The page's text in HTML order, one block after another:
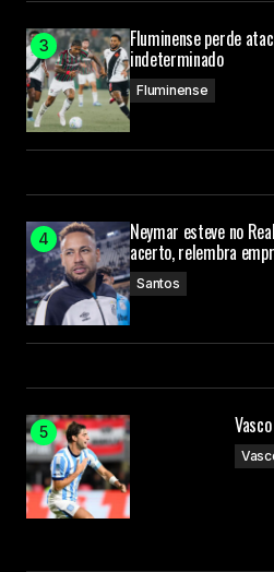
Fluminense perde
indeterminado
Fluminense
Neymar esteve no
acerto, relembra
Santos